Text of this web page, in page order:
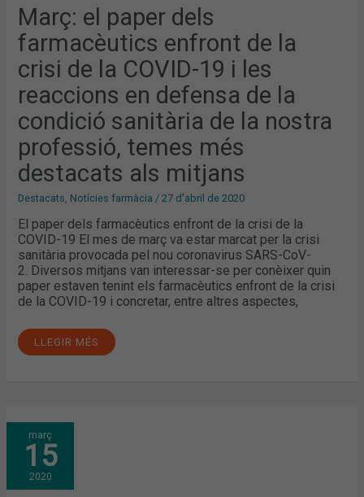
Març: el paper dels
farmacèutics enfront de la
crisi de la COVID-19 i les
reaccions en defensa de la
condició sanitària de la nostra
professió, temes més
destacats als mitjans
Destacats, Notícies farmàcia /27 d'abril de 2020
El paper dels farmacèutics enfront de la crisi de la
COVID-19 El mes de març va estar marcat per la crisi
sanitària provocada pel nou coronavirus SARS-CoV-
2. Diversos mitjans van interessar-se per conèixer quin
paper estaven tenint els farmacèutics enfront de la crisi
de la COVID-19 i concretar, entre altres aspectes,
CRISI
DE
LA
COVID-
19
LES
REACCIONS
EN
DEFENSA
LA
SANITÀRIA
DE
LA
NOSTRA
TEMES
DESTACATS
ALS
MITJANS
LLEGIR MÉS
març
15
2020
FEBRER:
CORONAVIRUS,
FARMACTIVA’T
EL
BON
ÚS